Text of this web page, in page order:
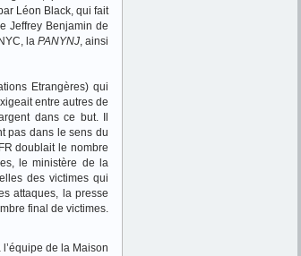
Léon Black, qui fait
Jeffrey Benjamin de
la PANYNJ, ainsi
Etrangères) qui
entre autres de
dans ce but. Il
pas dans le sens du
doublait le nombre
le ministère de la
des victimes qui
attaques, la presse
final de victimes.
de la Maison